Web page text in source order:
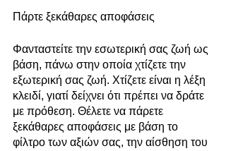
Πάρτε ξεκάθαρες αποφάσεις
Φανταστείτε την εσωτερική σας ζωή ως
βάση, πάνω στην οποία χτίζετε την
εξωτερική σας ζωή. Χτίζετε είναι η λέξη
κλειδί, γιατί δείχνει ότι πρέπει να δράτε
με πρόθεση. Θέλετε να πάρετε
ξεκάθαρες αποφάσεις με βάση το
φίλτρο των αξιών σας, την αίσθηση του